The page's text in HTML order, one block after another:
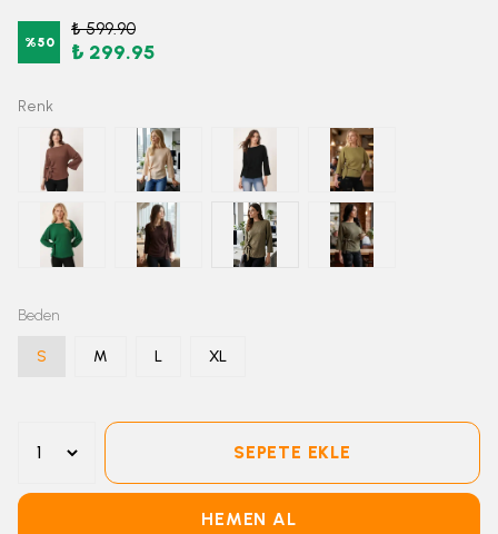
%50
₺ 599.90
₺ 299.95
Renk
Beden
S M L XL
SEPETE EKLE
HEMEN AL